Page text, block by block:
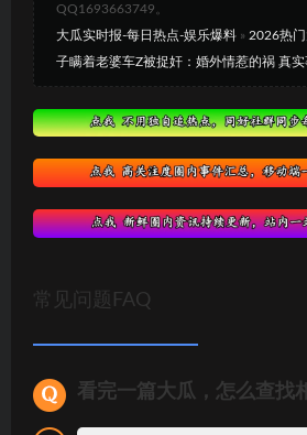
QQ1693663749。
大瓜实时报-每日热点-娱乐爆料 » 2026热
子瞒着老婆车Z被捉奸：婚外情惹的祸 真实
常见问题FAQ
看完一篇大瓜，怎么查找